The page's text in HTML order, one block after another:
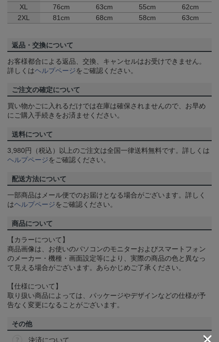
XL
76cm 63cm 55cm
62cm
2XL
81cm 68cm 58cm 63cm
返品・交換について
お客様都合による返品、交換、キャンセルはお受けできません。
詳しくはヘルプページをご確認ください。
ご注文の確定について
買い物かごに入れるだけでは在庫は確保されませんので、お早め
にご購入手続きをお済ませください。
送料について
3,980円（税込）以上のご注文は全国一律送料無料です。詳しくは
ヘルプページをご確認ください。
配送方法について
一部商品はメール便でのお届けとなる場合がございます。詳しく
はヘルプページをご確認ください。
商品について
【カラーについて】
商品画像は、お使いのパソコンのモニターおよびスマートフォン
のメーカー・機種・画面設定等により、実際の商品の色と異なっ
て見える場合がございます。あらかじめご了承ください。
【仕様について】
取り扱い商品によっては、パッケージやデザインなどの仕様が予
告なく変更になることがございます。
その他
決済について